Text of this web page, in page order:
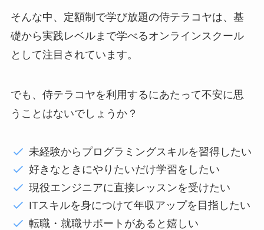
そんな中、定額制で学び放題の侍テラコヤは、基
礎から実践レベルまで学べるオンラインスクール
として注目されています。
でも、侍テラコヤを利用するにあたって不安に思
うことはないでしょうか？
未経験からプログラミングスキルを習得したい
好きなときにやりたいだけ学習をしたい
現役エンジニアに直接レッスンを受けたい
ITスキルを身につけて年収アップを目指したい
転職・就職サポートがあると嬉しい